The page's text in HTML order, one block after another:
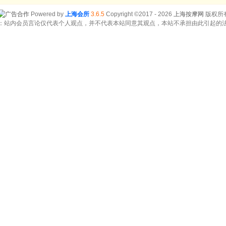
Powered by 上海会所 3.6.5Copyright ©2017 - 2026 上海按摩网 版权所
站内会员言论仅代表个人观点，并不代表本站同意其观点，本站不承担由此引起的